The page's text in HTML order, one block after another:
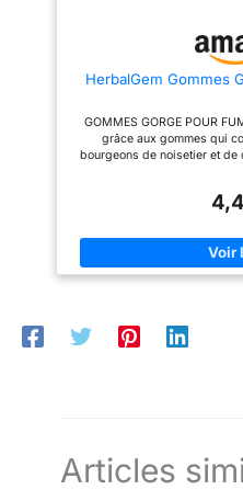
compléments alimentaires à
base de bourgeons et extraits
de plantes.
HerbalGem Gommes
GOMMES GORGE POUR
grâce aux gommes qui
bourgeons de noisetier et
(acacia); saccharose*
noisetier*
eucalyptus globuleux*
sylvestre* (pinus sylvestris) -
Articles